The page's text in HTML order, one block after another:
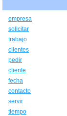
empresa
solicitar
trabajo
clientes
pedir
cliente
fecha
contacto
servir
tiempo